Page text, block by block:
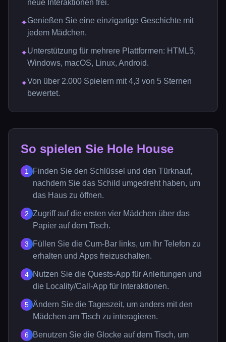
neue Interaktionen frei.
✦Genießen Sie eine einzigartige Geschichte mit
jedem Mädchen.
✦Unterstützung für mehrere Plattformen: HTML5,
Windows, macOS, Linux, Android.
✦Von über 2.000 Spielern mit 4,3 von 5 Sternen
bewertet.
So spielen Sie Hole House
1
Finden Sie den Schlüssel und den Türknauf,
nachdem Sie das Schild umgedreht haben, um
das Haus zu öffnen.
2 Zugriff auf die ersten vier Mädchen über das
Papier auf dem Tisch.
3
Füllen Sie die Cum-Bar links, um Ihr Telefon zu
erhalten und Apps freizuschalten.
4
Nutzen Sie die Quests-App für Anleitungen und
die Locality/Call-App für Interaktionen.
5 Ändern Sie die Tageszeit, um anders mit den
Mädchen am Tisch zu interagieren.
6
Benutzen Sie die Glocke auf dem Tisch, um